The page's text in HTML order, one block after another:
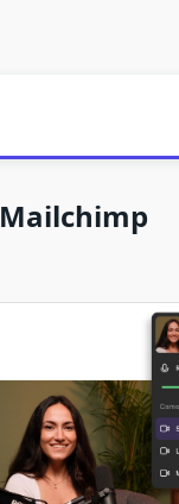
Mailchimp